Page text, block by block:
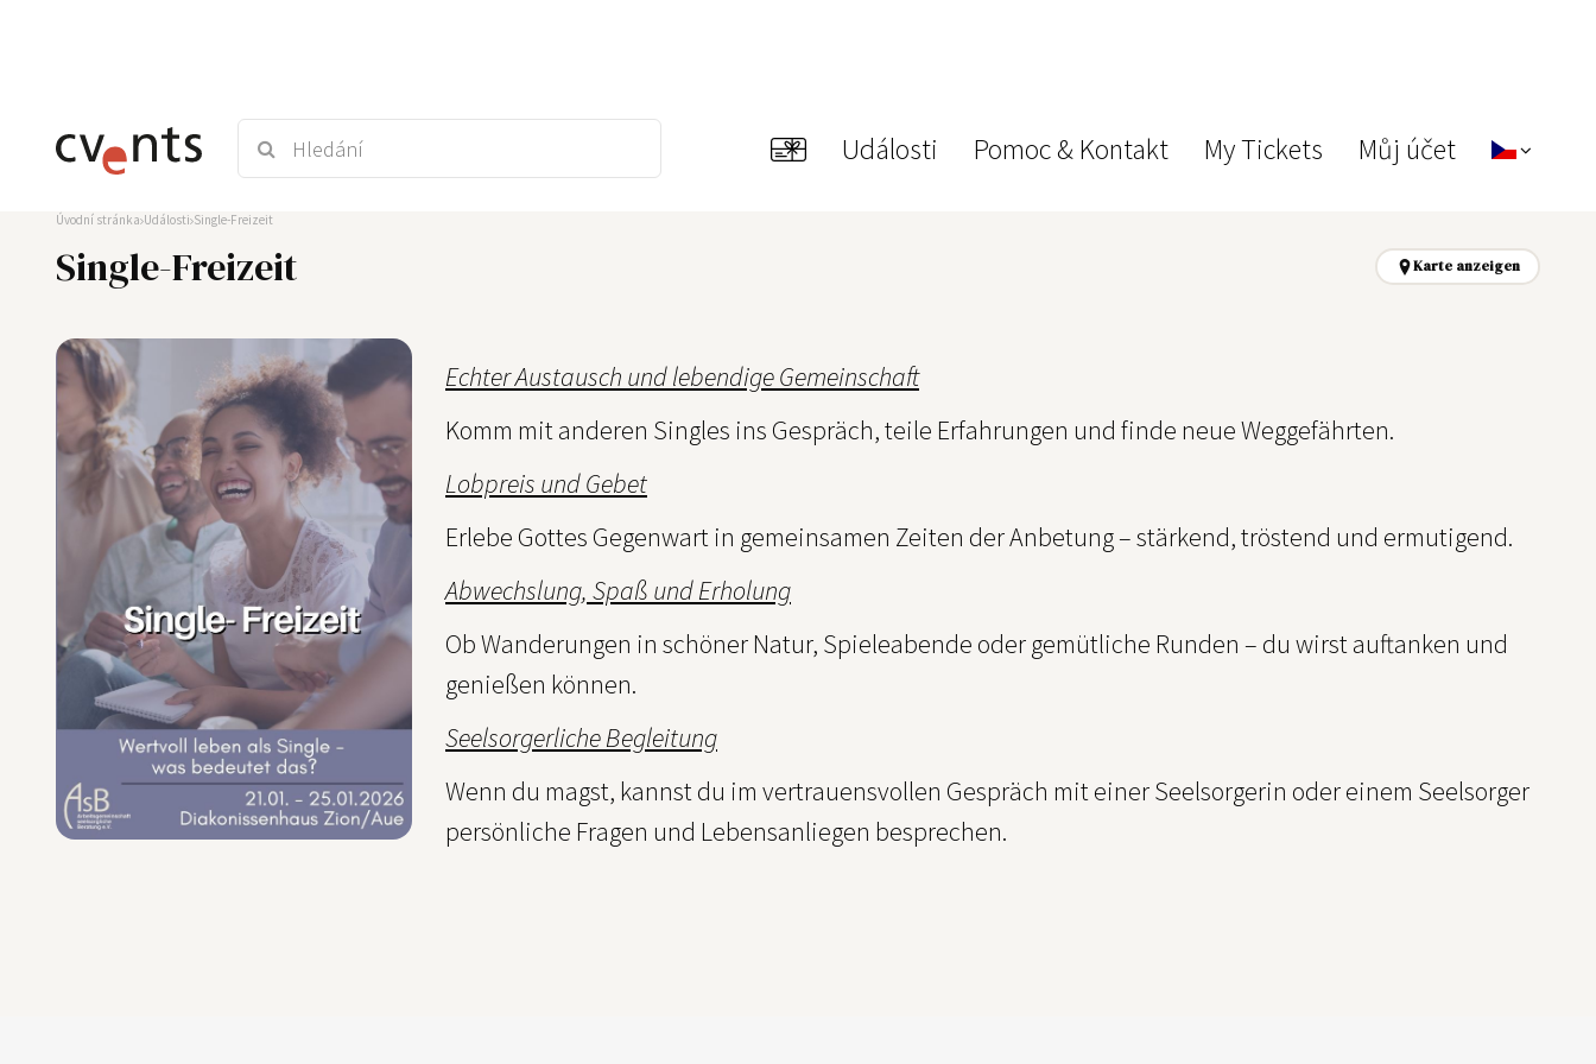
Události Pomoc & Kontakt My Tickets Můj účet
Úvodní stránka Události Single-Freizeit
Single-Freizeit Karte anzeigen
Echter Austausch und lebendige Gemeinschaft
Komm mit anderen Singles ins Gespräch, teile Erfahrungen und finde neue Weggefährten.
Lobpreis und Gebet
Erlebe Gottes Gegenwart in gemeinsamen Zeiten der Anbetung – stärkend, tröstend und ermutigend.
Abwechslung, Spaß und Erholung
Ob Wanderungen in schöner Natur, Spieleabende oder gemütliche Runden – du wirst auftanken und
genießen können.
Seelsorgerliche Begleitung
Wenn du magst, kannst du im vertrauensvollen Gespräch mit einer Seelsorgerin oder einem Seelsorger
persönliche Fragen und Lebensanliegen besprechen.